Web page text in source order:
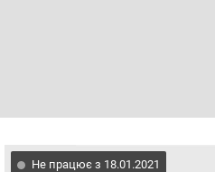
Не працює з 18.01.2021